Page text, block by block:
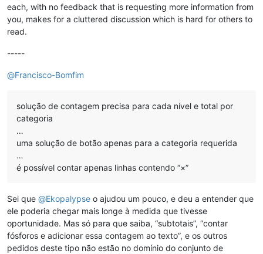
each, with no feedback that is requesting more information from
you, makes for a cluttered discussion which is hard for others to
read.
-----
@Francisco-Bomfim
solução de contagem precisa para cada nível e total por
categoria
…
uma solução de botão apenas para a categoria requerida
…
é possível contar apenas linhas contendo “×”
Sei que @Ekopalypse o ajudou um pouco, e deu a entender que
ele poderia chegar mais longe à medida que tivesse
oportunidade. Mas só para que saiba, “subtotais”, “contar
fósforos e adicionar essa contagem ao texto”, e os outros
pedidos deste tipo não estão no domínio do conjunto de